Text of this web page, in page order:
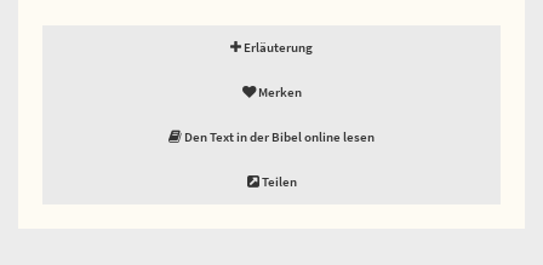
Erläuterung
Merken
Den Text in der Bibel online lesen
Teilen